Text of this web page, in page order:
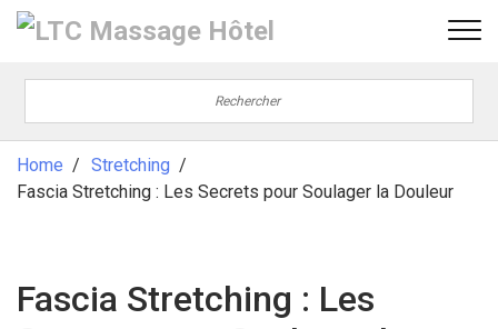
Home
Stretching
Fascia Stretching : Les Secrets pour Soulager la Douleur
Fascia Stretching : Les